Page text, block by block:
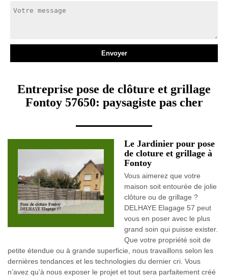
Entreprise pose de clôture et grillage
Fontoy 57650: paysagiste pas cher
Le Jardinier pour pose
de cloture et grillage à
Fontoy
Vous aimerez que votre
maison soit entourée de jolie
clôture ou de grillage ?
DELHAYE Elagage 57 peut
vous en poser avec le plus
grand soin qui puisse exister.
Que votre propriété soit de
petite étendue ou à grande superficie, nous travaillons selon les
dernières tendances et les technologies du dernier cri. Vous
n’avez qu’à nous exposer le projet et tout sera parfaitement créé